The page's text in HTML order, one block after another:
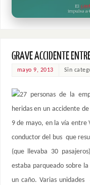
GRAVE ACCIDENTE
mayo 9, 2013 Sin
27 personas de la
heridas en un accidente
9 de mayo, en la vía entre
conductor del bus que
(que llevaba 30
estaba parqueado sobre
un caño. Varias unidades